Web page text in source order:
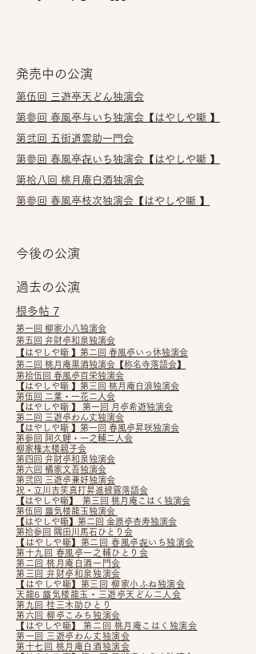
発売中の公演
第伍回 三遊亭天どん独演会​
第参回 春風亭与いち独演会 【はやしや噺 】
第弐回 五街道雲助一門会
第参回 春風亭㐂いち独演会 【はやしや噺 】
第拾八回 桃月庵白酒独演会
第参回 春風亭枝次独演会【はやしや噺 】
今後の公演
過去の公演
根多帖 7
第一回 柳家小八独演会
第五回 弁財亭和泉独演会
【はやしや噺 】第二回 春風亭いっ休独演会
第二回 桃月庵黒酒独演会【称名寺落語会】
第拾伍回 春風亭百栄独演会
【はやしや噺 】第三回 桃月庵白浪独演会
第伍回 二葉・一花二人会
【はやしや噺 】 第一回 月亭希遊独演会
第二回 三遊亭わん丈独演会
【はやしや噺 】第一回 春風亭昇咲独演会
第参回 阿久鯉・一之輔二人会
柳家権太楼親子会
第四回 弁財亭和泉独演会
第六回 橘家文吾独演会
第弐回 三遊亭兼好独演会
祝・立川吉笑真打昇進披露落語会
【はやしや噺】 第三回 桃月庵こはく独演会
第伍回 蜃気楼龍玉独演会
【はやしや噺】第二回 金原亭杏寿独演会
第拾参回 隅田川馬石ひとり会
【はやしや噺】第二回 春風亭㐂いち独演会
第十九回 春風亭一之輔ひとり会
第二回 桃月庵白酒一門会
第三回 弁財亭和泉独演会
【はやしや噺】第三回 柳家小ふね独演会
天龍6 蜃気楼龍玉・三遊亭天どん二人会
第九回 桂三木助ひとり
第六回 柳亭こみち独演会
【はやしや噺】​ 第二回 桃月庵こはく独演会
第一回 三遊亭わん丈独演会
第十七回 桃月庵白酒独演会